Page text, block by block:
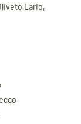
Lario,